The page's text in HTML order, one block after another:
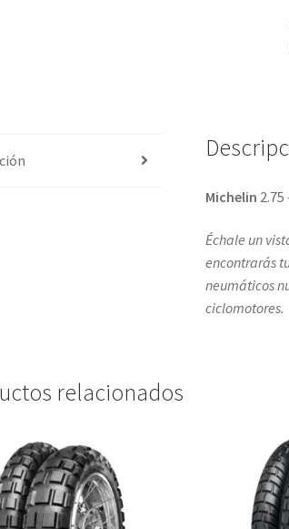
Michelin 2.75
Échale un
encontrarás
neumáticos
ciclomotores.
relacionados